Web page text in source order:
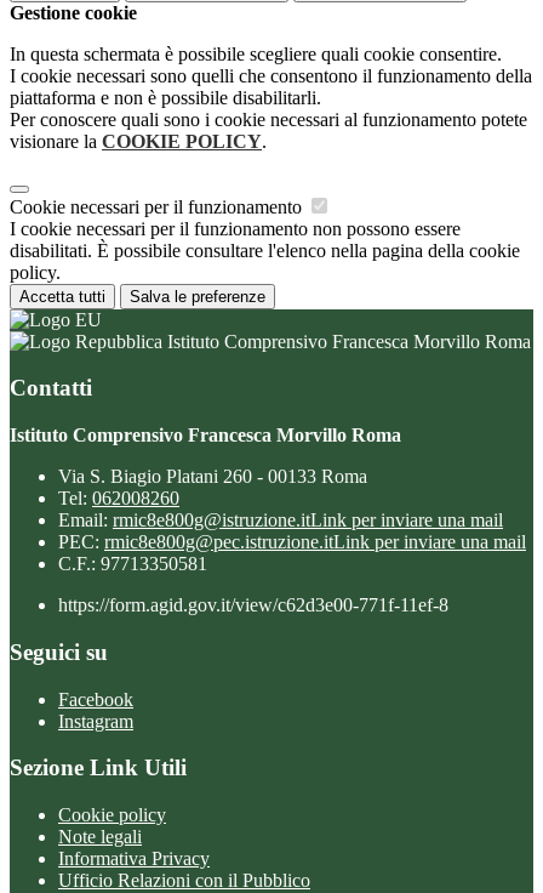
Gestione cookie
In questa schermata è possibile scegliere quali cookie consentire.
I cookie necessari sono quelli che consentono il funzionamento della
piattaforma e non è possibile disabilitarli.
Per conoscere quali sono i cookie necessari al funzionamento potete
visionare la COOKIE POLICY.
Cookie necessari per il funzionamento
I cookie necessari per il funzionamento non possono essere
disabilitati. È possibile consultare l'elenco nella pagina della cookie
policy.
Accetta tutti Salva le preferenze
Istituto Comprensivo Francesca Morvillo Roma
Contatti
Istituto Comprensivo Francesca Morvillo Roma
Via S. Biagio Platani 260 - 00133 Roma
Tel: 062008260
Email: rmic8e800g@istruzione.itLink per inviare una mail
PEC: rmic8e800g@pec.istruzione.itLink per inviare una mail
C.F.: 97713350581
https://form.agid.gov.it/view/c62d3e00-771f-11ef-8
Seguici su
Facebook
Instagram
Sezione Link Utili
Cookie policy
Note legali
Informativa Privacy
Ufficio Relazioni con il Pubblico